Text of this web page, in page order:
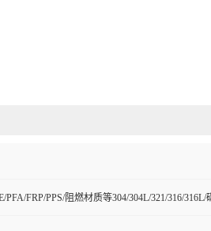
PFA/FRP/PPS/阻燃材质等304/304L/321/316/